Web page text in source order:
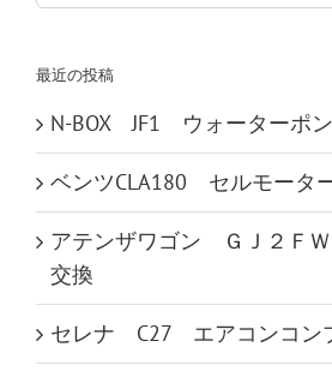
索
最近の投稿
N-BOX JF1 ウォーターポ
ベンツCLA180 セルモータ
アテンザワゴン ＧＪ２Ｆ
交換
セレナ C27 エアコンコン